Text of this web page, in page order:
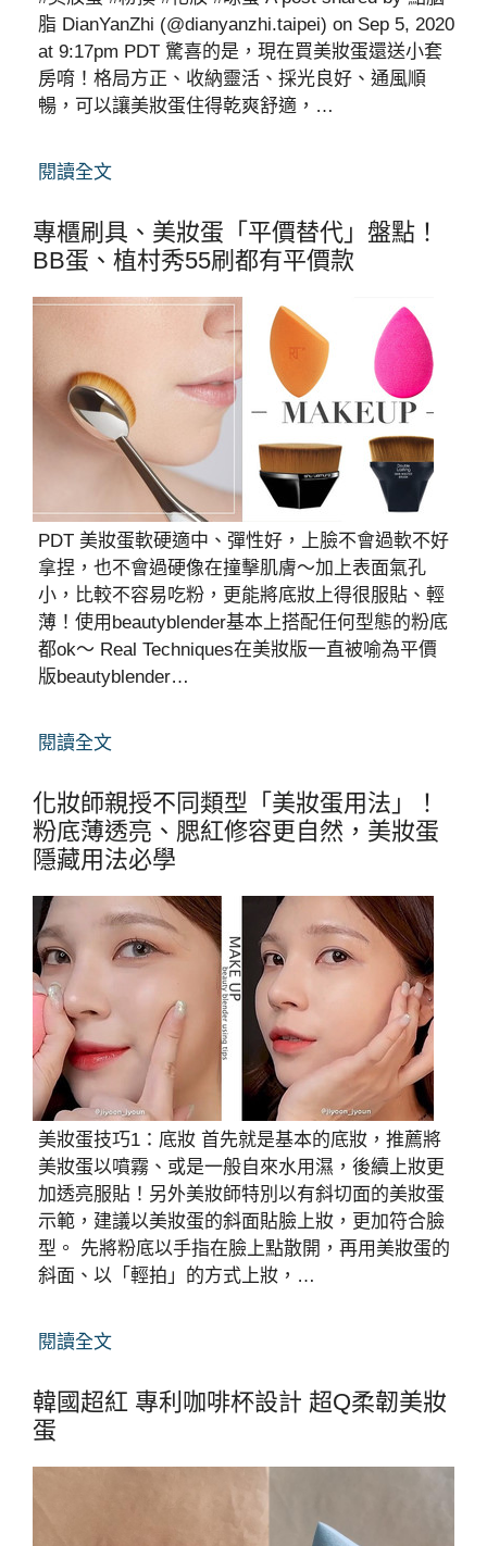
脂 DianYanZhi (@dianyanzhi.taipei) on Sep 5, 2020
at 9:17pm PDT 驚喜的是，現在買美妝蛋還送小套
房唷！格局方正、收納靈活、採光良好、通風順
暢，可以讓美妝蛋住得乾爽舒適，…
閱讀全文
專櫃刷具、美妝蛋「平價替代」盤點！
BB蛋、植村秀55刷都有平價款
PDT 美妝蛋軟硬適中、彈性好，上臉不會過軟不好
拿捏，也不會過硬像在撞擊肌膚～加上表面氣孔
小，比較不容易吃粉，更能將底妝上得很服貼、輕
薄！使用beautyblender基本上搭配任何型態的粉底
都ok～ Real Techniques在美妝版一直被喻為平價
版beautyblender…
閱讀全文
化妝師親授不同類型「美妝蛋用法」！
粉底薄透亮、腮紅修容更自然，美妝蛋
隱藏用法必學
美妝蛋技巧1：底妝 首先就是基本的底妝，推薦將
美妝蛋以噴霧、或是一般自來水用濕，後續上妝更
加透亮服貼！另外美妝師特別以有斜切面的美妝蛋
示範，建議以美妝蛋的斜面貼臉上妝，更加符合臉
型。 先將粉底以手指在臉上點散開，再用美妝蛋的
斜面、以「輕拍」的方式上妝，…
閱讀全文
韓國超紅 專利咖啡杯設計 超Q柔韌美妝
蛋